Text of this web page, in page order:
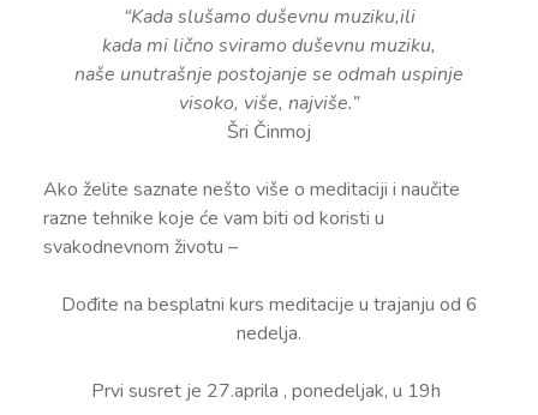
“Kada slušamo duševnu muziku,ili
kada mi lično sviramo duševnu muziku,
naše unutrašnje postojanje se odmah uspinje
visoko, više, najviše.”
Šri Činmoj
Ako želite saznate nešto više o meditaciji i naučite
razne tehnike koje će vam biti od koristi u
svakodnevnom životu –
Dođite na besplatni kurs meditacije u trajanju od 6
nedelja.
Prvi susret je 27.aprila , ponedeljak, u 19h